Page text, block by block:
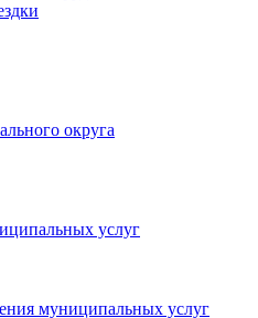
округа
услуг
муниципальных услуг